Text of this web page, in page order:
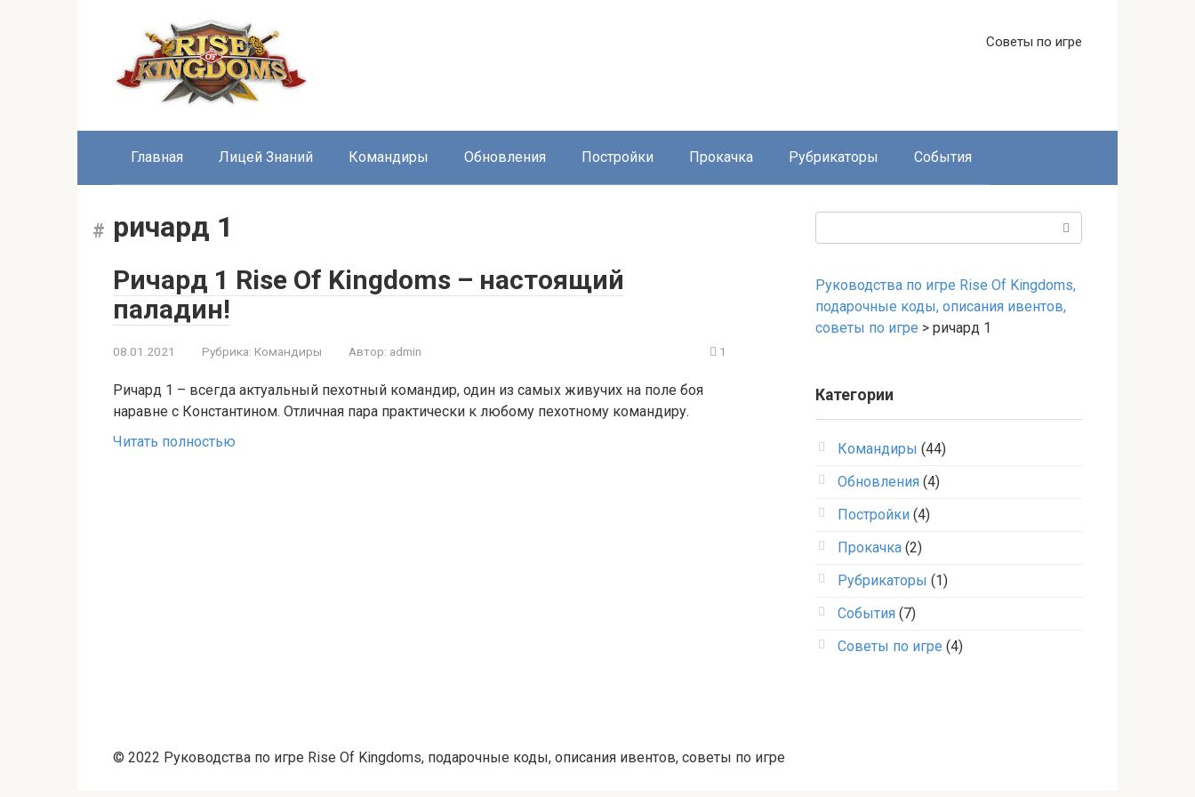
Советы по игре
Главная Лицей Знаний Командиры Обновления Постройки Прокачка Рубрикаторы События
ричард 1
Ричард 1 Rise Of Kingdoms – настоящий
паладин!
08.01.2021 Рубрика: Командиры Автор: admin 1
Ричард 1 – всегда актуальный пехотный командир, один из самых живучих на поле боя
наравне с Константином. Отличная пара практически к любому пехотному командиру.
Читать полностью
Руководства по игре Rise Of Kingdoms,
подарочные коды, описания ивентов,
советы по игре > ричард 1
Категории
Командиры (44)
Обновления (4)
Постройки (4)
Прокачка (2)
Рубрикаторы (1)
События (7)
Советы по игре (4)
© 2022 Руководства по игре Rise Of Kingdoms, подарочные коды, описания ивентов, советы по игре